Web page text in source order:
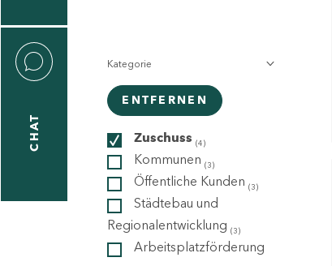
CHAT
Kategorie
ENTFERNEN
Zuschuss (4)
Kommunen (3)
Öffentliche Kunden (3)
Städtebau und
Regionalentwicklung (3)
Arbeitsplatzförderung